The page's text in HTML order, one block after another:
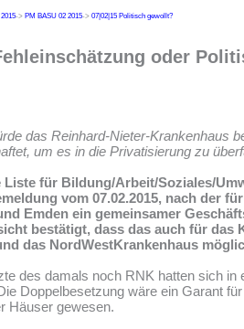
2015-> PM BASU 02 2015-> 07|02|15 Politisch gewollt?
oder
das Reinhard-Nieter-Krankenhaus
um es in die Privatisierung zu
Liste für Bildung/Arbeit/Soziales/
vom 07.02.2015, nach der
Emden ein gemeinsamer
bestätigt, dass das auch für das
das NordWestKrankenhaus
des damals noch RNK hatten sich in
Doppelbesetzung wäre ein Garant
Häuser gewesen.